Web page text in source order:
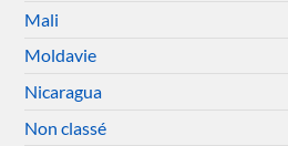
Mali
Moldavie
Nicaragua
Non classé